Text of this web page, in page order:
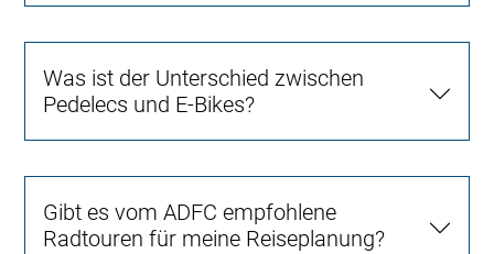
Was ist der Unterschied zwischen
Pedelecs und E-Bikes?
Gibt es vom ADFC empfohlene
Radtouren für meine Reiseplanung?